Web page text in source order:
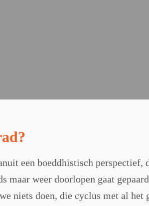
een boeddhistisch perspectief,
maar weer doorlopen gaat
niets doen, die cyclus met al